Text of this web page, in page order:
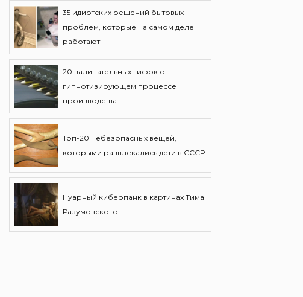
35 идиотских решений бытовых
проблем, которые на самом деле
работают
20 залипательных гифок о
гипнотизирующем процессе
производства
Топ-20 небезопасных вещей,
которыми развлекались дети в СССР
Нуарный киберпанк в картинах Тима
Разумовского